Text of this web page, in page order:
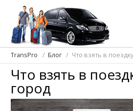
TransPro Блог Что взять в
Что взять в
город